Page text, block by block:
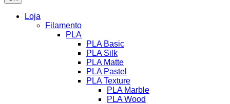
Loja
Filamento
PLA
PLA Basic
PLA Silk
PLA Matte
PLA Pastel
PLA Texture
PLA Marble
PLA Wood